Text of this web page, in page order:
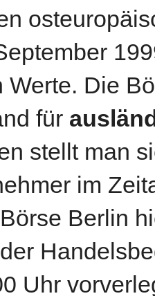
Werte. Die
für
stellt man
im
Berlin
Uhr